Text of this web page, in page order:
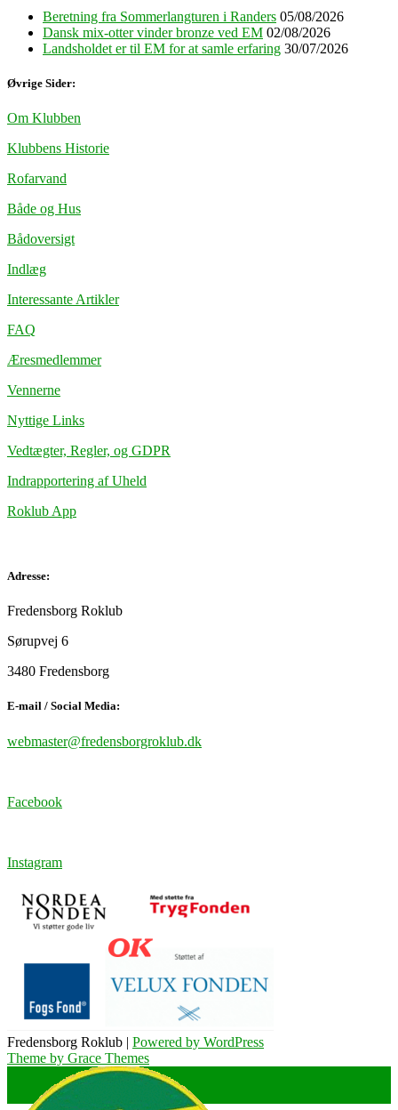
Beretning fra Sommerlangturen i Randers 05/08/2026
Dansk mix-otter vinder bronze ved EM 02/08/2026
Landsholdet er til EM for at samle erfaring 30/07/2026
Øvrige Sider:
Om Klubben
Klubbens Historie
Rofarvand
Både og Hus
Bådoversigt
Indlæg
Interessante Artikler
FAQ
Æresmedlemmer
Vennerne
Nyttige Links
Vedtægter, Regler, og GDPR
Indrapportering af Uheld
Roklub App
Adresse:
Fredensborg Roklub
Sørupvej 6
3480 Fredensborg
E-mail / Social Media:
webmaster@fredensborgroklub.dk
Facebook
Instagram
Fredensborg Roklub | Powered by WordPress
Theme by Grace Themes